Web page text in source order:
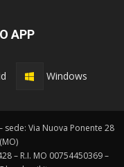
APP
Windows
sede: Via Nuova Ponente 28
– R.I. MO 00754450369 –